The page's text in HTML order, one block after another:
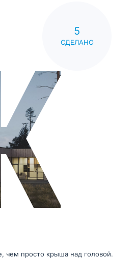
5
СДЕЛАНО
чем просто крыша над головой.